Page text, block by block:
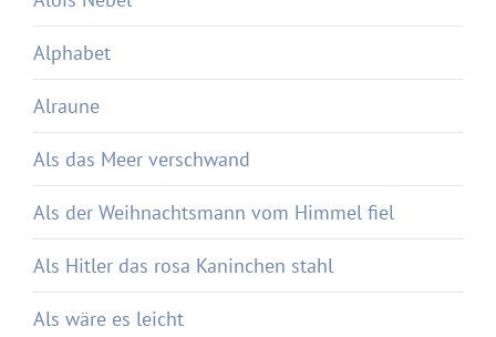
Alphabet
Alraune
Als das Meer verschwand
Als der Weihnachtsmann vom Himmel fiel
Als Hitler das rosa Kaninchen stahl
Als wäre es leicht